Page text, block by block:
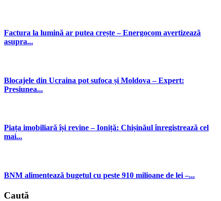
Factura la lumină ar putea crește – Energocom avertizează
asupra...
Blocajele din Ucraina pot sufoca și Moldova – Expert:
Presiunea...
Piața imobiliară își revine – Ioniță: Chișinăul înregistrează cel
mai...
BNM alimentează bugetul cu peste 910 milioane de lei –...
Caută